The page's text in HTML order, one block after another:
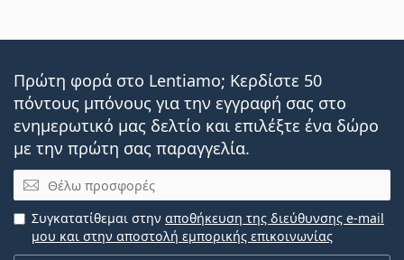
Πρώτη φορά στο Lentiamo; Κερδίστε 50
πόντους μπόνους για την εγγραφή σας στο
ενημερωτικό μας δελτίο και επιλέξτε ένα δώρο
με την πρώτη σας παραγγελία.
Email
Συγκατατίθεμαι στην αποθήκευση της διεύθυνσης e-mail
μου και στην αποστολή εμπορικής επικοινωνίας